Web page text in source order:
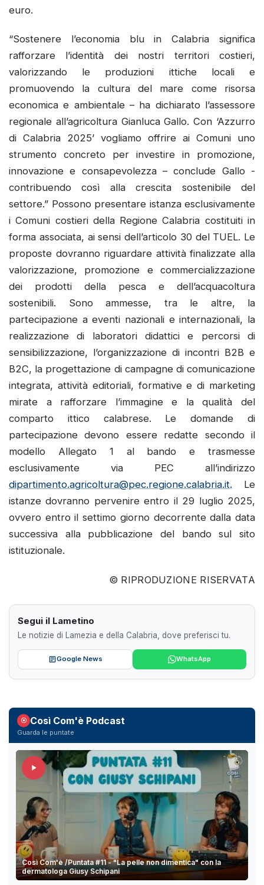
euro.
“Sostenere l’economia blu in Calabria significa
rafforzare l’identità dei nostri territori costieri,
valorizzando le produzioni ittiche locali e
promuovendo la cultura del mare come risorsa
economica e ambientale – ha dichiarato l’assessore
regionale all’agricoltura Gianluca Gallo. Con ‘Azzurro
di Calabria 2025’ vogliamo offrire ai Comuni uno
strumento concreto per investire in promozione,
innovazione e consapevolezza – conclude Gallo -
contribuendo così alla crescita sostenibile del
settore.” Possono presentare istanza esclusivamente
i Comuni costieri della Regione Calabria costituiti in
forma associata, ai sensi dell’articolo 30 del TUEL. Le
proposte dovranno riguardare attività finalizzate alla
valorizzazione, promozione e commercializzazione
dei prodotti della pesca e dell’acquacoltura
sostenibili. Sono ammesse, tra le altre, la
partecipazione a eventi nazionali e internazionali, la
realizzazione di laboratori didattici e percorsi di
sensibilizzazione, l’organizzazione di incontri B2B e
B2C, la progettazione di campagne di comunicazione
integrata, attività editoriali, formative e di marketing
mirate a rafforzare l’immagine e la qualità del
comparto ittico calabrese. Le domande di
partecipazione devono essere redatte secondo il
modello Allegato 1 al bando e trasmesse
esclusivamente via PEC all’indirizzo
dipartimento.agricoltura@pec.regione.calabria.it. Le
istanze dovranno pervenire entro il 29 luglio 2025,
ovvero entro il settimo giorno decorrente dalla data
successiva alla pubblicazione del bando sul sito
istituzionale.
© RIPRODUZIONE RISERVATA
Segui il Lametino
Le notizie di Lamezia e della Calabria, dove preferisci tu.
Google News WhatsApp
Così Com'è Podcast
Guarda le puntate
Così Com'è /Puntata #11 - "La pelle non dimentica" con la
dermatologa Giusy Schipani